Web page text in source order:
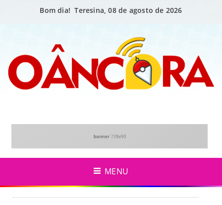
Bom dia! Teresina, 08 de agosto de 2026
MENU